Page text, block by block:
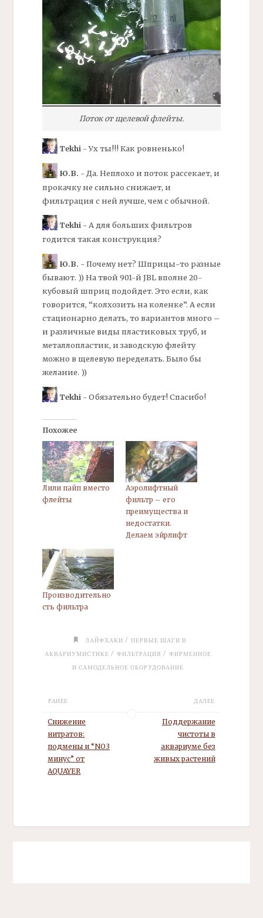
Поток от щелевойфлейты.
Tekhi- Ух ты!!! Как ровненько!
Ю.В. - Да. Неплохо и поток рассекает, и
прокачку не сильно снижает, и
фильтрация с ней лучше, чем с обычной.
Tekhi- А для большихфильтров
годится такая конструкция?
Ю.В. - Почему нет? Шприцы-то разные
бывают. )) На твой 901-й JBL вполне 20-
кубовый шприц подойдет. Это если, как
говорится, “колхозить на коленке”. А если
стационарно делать, то вариантов много –
и различные виды пластиковых труб, и
металлопластик, и заводскую флейту
можно в щелевую переделать. Было бы
желание. ))
Tekhi- Обязательно будет! Спасибо!
Похожее
Лили пайп вместо
флейты
Аэролифтный
фильтр – его
преимущества и
недостатки.
Делаем эйрлифт
Производительно
сть фильтра
ЛАЙФХАКИ / ПЕРВЫЕ ШАГИ В
АКВАРИУМИСТИКЕ / ФИЛЬТРАЦИЯ / ФИРМЕННОЕ
И САМОДЕЛЬНОЕ ОБОРУДОВАНИЕ
РАНЕЕ
Снижение
нитратов:
подмены и “NO3
минус” от
AQUAYER
ДАЛЕЕ
Поддержание
чистоты в
аквариуме без
живых растений